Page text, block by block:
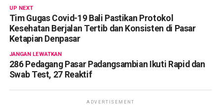
UP NEXT
Tim Gugas Covid-19 Bali Pastikan Protokol
Kesehatan Berjalan Tertib dan Konsisten di Pasar
Ketapian Denpasar
JANGAN LEWATKAN
286 Pedagang Pasar Padangsambian Ikuti Rapid dan
Swab Test, 27 Reaktif
ADVERTISEMENT